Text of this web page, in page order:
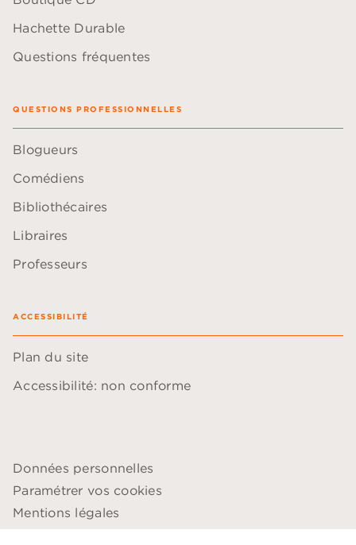
Hachette Durable
Questions fréquentes
QUESTIONS PROFESSIONNELLES
Blogueurs
Comédiens
Bibliothécaires
Libraires
Professeurs
ACCESSIBILITÉ
Plan du site
Accessibilité: non conforme
Données personnelles
Paramétrer vos cookies
Mentions légales
Conditions générales d'utilisation